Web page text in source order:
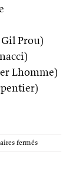
Prou)
Lhomme)
ferméssur
« Lettre